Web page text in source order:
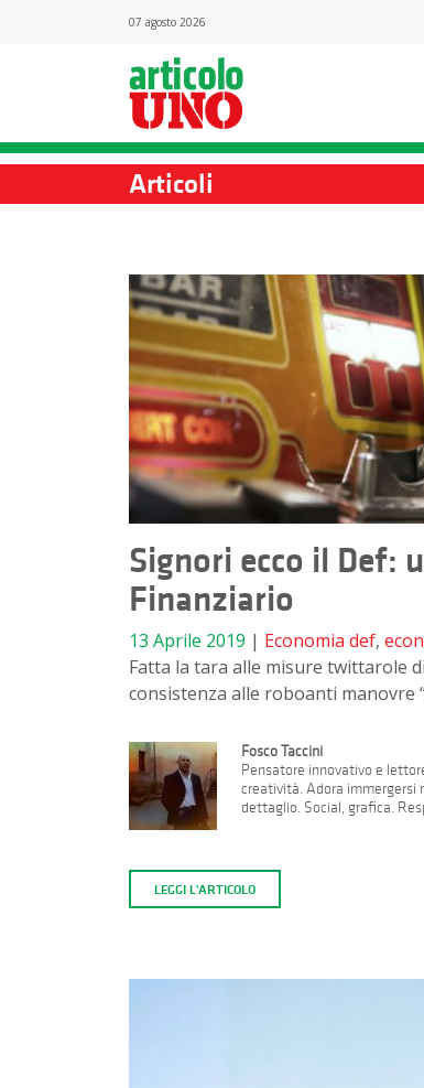
07 agosto 2026
Articoli
Signori ecco il Def:
Finanziario
13 Aprile 2019 | Economia def,
Fatta la tara alle misure twittarole
consistenza alle roboanti manovre
Fosco Taccini
Pensatore innovativo e
creatività. Adora immergersi
dettaglio. Social, grafica.
LEGGI L'ARTICOLO